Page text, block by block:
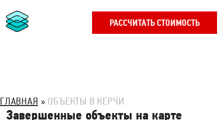
РАССЧИТАТЬ СТОИМОСТЬ
ГЛАВНАЯ ОБЪЕКТЫ В КЕРЧИ
Завершенные объекты на карте